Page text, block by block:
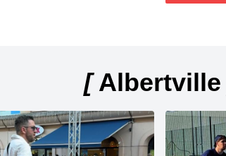
[Albertville